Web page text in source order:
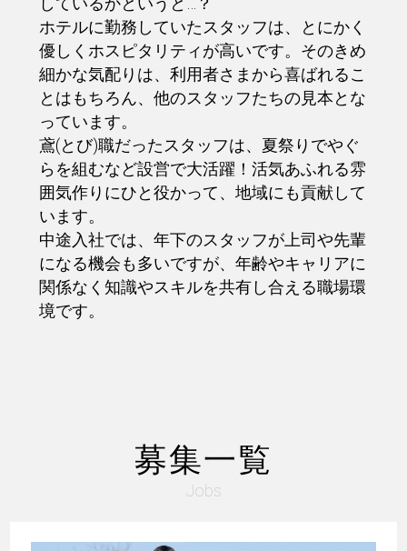
ホテルに勤務していたスタッフは、とにかく
優しくホスピタリティが高いです。そのきめ
細かな気配りは、利用者さまから喜ばれるこ
とはもちろん、他のスタッフたちの見本とな
っています。
鳶(とび)職だったスタッフは、夏祭りでやぐ
らを組むなど設営で大活躍！活気あふれる雰
囲気作りにひと役かって、地域にも貢献して
います。
中途入社では、年下のスタッフが上司や先輩
になる機会も多いですが、年齢やキャリアに
関係なく知識やスキルを共有し合える職場環
境です。
募集一覧
Jobs